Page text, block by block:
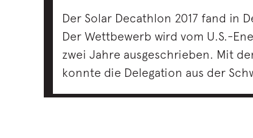
Der Solar Decathlon 2017 fand in
Der Wettbewerb wird vom U.S.-
zwei Jahre ausgeschrieben. Mit
konnte die Delegation aus der